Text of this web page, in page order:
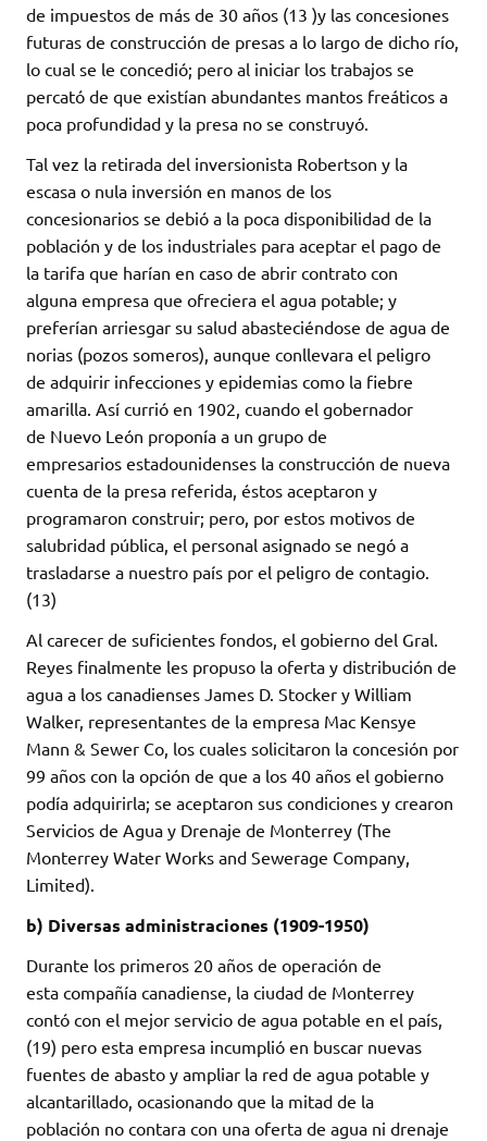
de impuestos de más de 30 años (13 )y las concesiones
futuras de construcción de presas a lo largo de dicho río,
lo cual se le concedió; pero al iniciar los trabajos se
percató de que existían abundantes mantos freáticos a
poca profundidad y la presa no se construyó.
Tal vez la retirada del inversionista Robertson y la
escasa o nula inversión en manos de los
concesionarios se debió a la poca disponibilidad de la
población y de los industriales para aceptar el pago de
la tarifa que harían en caso de abrir contrato con
alguna empresa que ofreciera el agua potable; y
preferían arriesgar su salud abasteciéndose de agua de
norias (pozos someros), aunque conllevara el peligro
de adquirir infecciones y epidemias como la fiebre
amarilla. Así currió en 1902, cuando el gobernador
de Nuevo León proponía a un grupo de
empresarios estadounidenses la construcción de nueva
cuenta de la presa referida, éstos aceptaron y
programaron construir; pero, por estos motivos de
salubridad pública, el personal asignado se negó a
trasladarse a nuestro país por el peligro de contagio.
(13)
Al carecer de suficientes fondos, el gobierno del Gral.
Reyes finalmente les propuso la oferta y distribución de
agua a los canadienses James D. Stocker y William
Walker, representantes de la empresa Mac Kensye
Mann & Sewer Co, los cuales solicitaron la concesión por
99 años con la opción de que a los 40 años el gobierno
podía adquirirla; se aceptaron sus condiciones y crearon
Servicios de Agua y Drenaje de Monterrey (The
Monterrey Water Works and Sewerage Company,
Limited).
b) Diversas administraciones (1909-1950)
Durante los primeros 20 años de operación de
esta compañía canadiense, la ciudad de Monterrey
contó con el mejor servicio de agua potable en el país,
(19) pero esta empresa incumplió en buscar nuevas
fuentes de abasto y ampliar la red de agua potable y
alcantarillado, ocasionando que la mitad de la
población no contara con una oferta de agua ni drenaje